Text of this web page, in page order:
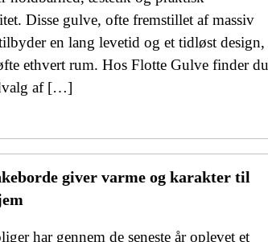
Disse gulve, ofte fremstillet af massiv
en lang levetid og et tidløst design,
ethvert rum. Hos Flotte Gulve finder du
af […]
giver varme og karakter til
har gennem de seneste år oplevet et